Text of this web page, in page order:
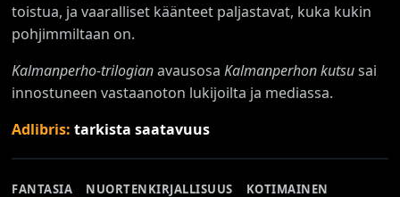
toistua, ja vaaralliset käänteet paljastavat, kuka kukin
pohjimmiltaan on.
Kalmanperho-trilogianavausosaKalmanperhon kutsusai
innostuneen vastaanoton lukijoilta ja mediassa.
Adlibris:tarkista saatavuus
FANTASIA NUORTENKIRJALLISUUS KOTIMAINEN